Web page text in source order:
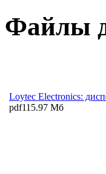
Файлы
Loytec Electronics:
pdf115.97 Мб